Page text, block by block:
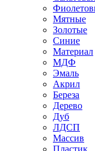
Мятные
Золотые
Синие
Материал
МДФ
Эмаль
Акрил
Береза
Дерево
Дуб
ЛДСП
Массив
Пластик